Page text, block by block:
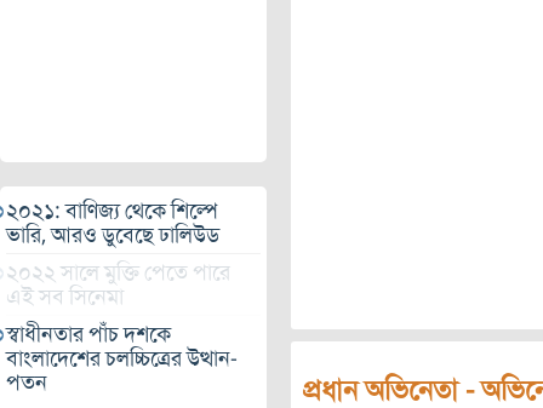
২০২১: বাণিজ্য থেকে শিল্পে
ভারি, আরও ডুবেছে ঢালিউড
২০২২ সালে মুক্তি পেতে পারে
এই সব সিনেমা
স্বাধীনতার পাঁচ দশকে
বাংলাদেশের চলচ্চিত্রের উত্থান-
পতন
প্রধান অভিনেতা -